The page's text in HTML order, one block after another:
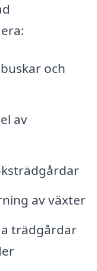
och
av
av växter
trädgårdar